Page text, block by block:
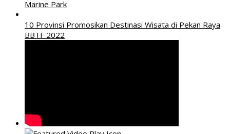
Marine Park
10 Provinsi Promosikan Destinasi Wisata di Pekan Raya
BBTF 2022